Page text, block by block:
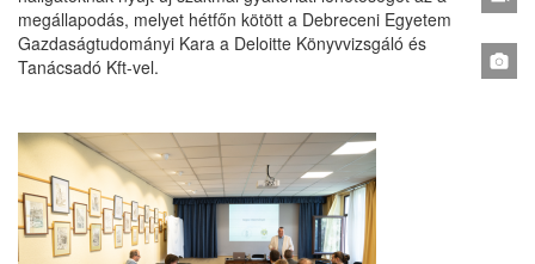
megállapodás, melyet hétfőn kötött a Debreceni Egyetem
Gazdaságtudományi Kara a Deloitte Könyvvizsgáló és
Tanácsadó Kft-vel.